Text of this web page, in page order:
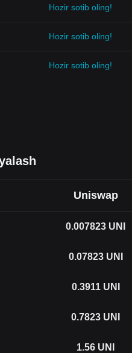
Hozir sotib oling!
Hozir sotib oling!
Hozir sotib oling!
Uniswap
0.007823 UNI
0.07823 UNI
0.3911 UNI
0.7823 UNI
1.56 UNI